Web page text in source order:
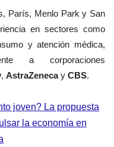
París, Menlo Park y San
en sectores como
y atención médica,
a corporaciones
, AstraZenecay CBS.
joven? La propuesta
la economía en